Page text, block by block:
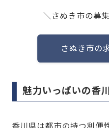
＼さぬき市の募
さぬき市の
魅力いっぱいの香